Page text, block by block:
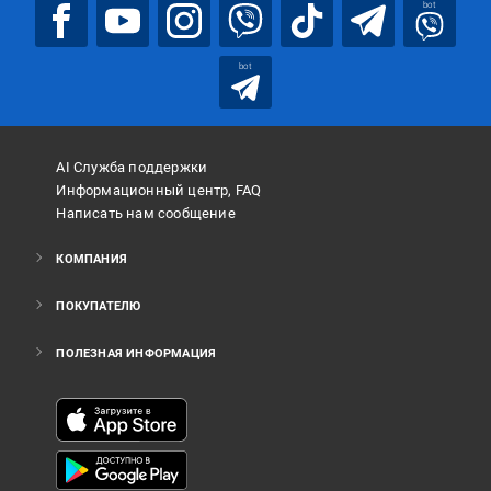
bot
bot
AI Служба поддержки
Информационный центр, FAQ
Написать нам сообщение
КОМПАНИЯ
ПОКУПАТЕЛЮ
ПОЛЕЗНАЯ ИНФОРМАЦИЯ